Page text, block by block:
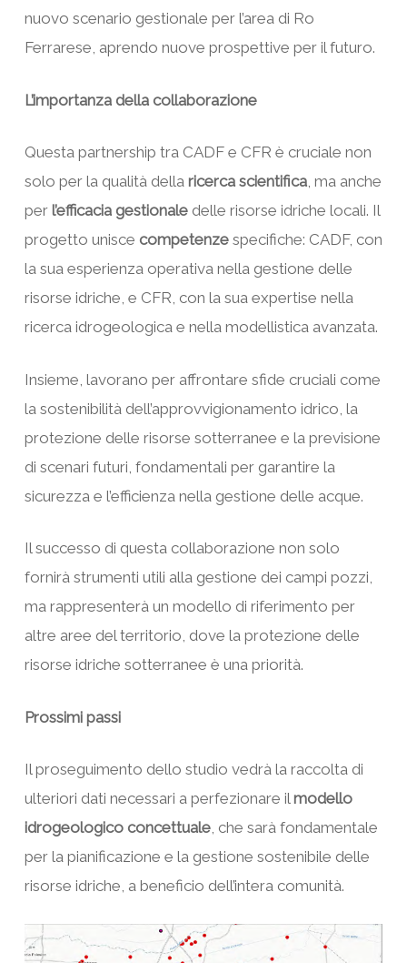
nuovo scenario gestionale per l’area di Ro
Ferrarese, aprendo nuove prospettive per il futuro.
L’importanza della collaborazione
Questa partnership tra CADF e CFR è cruciale non
solo per la qualità della ricerca scientifica, ma anche
per l’efficacia gestionaledelle risorse idriche locali. Il
progetto unisce competenzespecifiche: CADF, con
la sua esperienza operativa nella gestione delle
risorse idriche, e CFR, con la sua expertise nella
ricerca idrogeologica e nella modellistica avanzata.
Insieme, lavorano per affrontare sfide cruciali come
la sostenibilità dell’approvvigionamento idrico, la
protezione delle risorse sotterranee e la previsione
di scenari futuri, fondamentali per garantire la
sicurezza e l’efficienza nella gestione delle acque.
Il successo di questa collaborazione non solo
fornirà strumenti utili alla gestione dei campi pozzi,
ma rappresenterà un modello di riferimento per
altre aree del territorio, dove la protezione delle
risorse idriche sotterranee è una priorità.
Prossimi passi
Il proseguimento dello studio vedrà la raccolta di
ulteriori dati necessari a perfezionare ilmodello
idrogeologico concettuale, che sarà fondamentale
per la pianificazione e la gestione sostenibile delle
risorse idriche, a beneficio dell’intera comunità.